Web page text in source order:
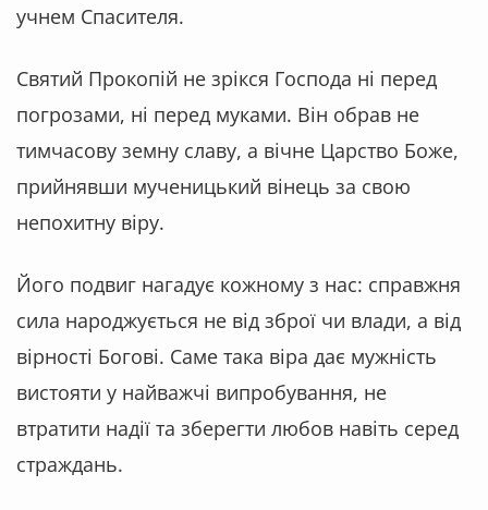
учнем Спасителя.
Святий Прокопій не зрікся Господа ні перед
погрозами, ні перед муками. Він обрав не
тимчасову земну славу, а вічне Царство Боже,
прийнявши мученицький вінець за свою
непохитну віру.
Його подвиг нагадує кожному з нас: справжня
сила народжується не від зброї чи влади, а від
вірності Богові. Саме така віра дає мужність
вистояти у найважчі випробування, не
втратити надії та зберегти любов навіть серед
страждань.